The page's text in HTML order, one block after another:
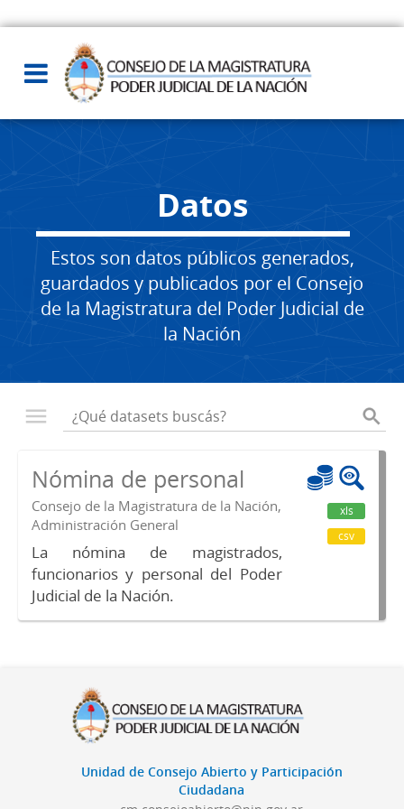
Datos
Estos son datos públicos generados,
guardados y publicados por el Consejo
de la Magistratura del Poder Judicial de
la Nación
Nómina de personal
Consejo de la Magistratura de la Nación,
Administración General
La nómina de magistrados,
funcionarios y personal del Poder
Judicial de la Nación.
xls
csv
Unidad de Consejo Abierto y Participación
Ciudadana